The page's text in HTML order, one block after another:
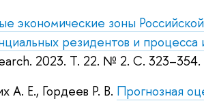
экономические зоны
резидентов и процесса
2023. Т. 22. № 2. С. 323–354.
А. Е., Гордеев Р. В. Прогнозная